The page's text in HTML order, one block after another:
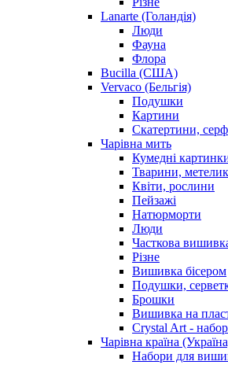
Lanarte (Голандія)
Люди
Фауна
Флора
Bucilla (США)
Vervaco (Бельгія)
Подушки
Картини
Скатертини,
Чарiвна мить
Кумедні
Тварини,
Квіти, рослини
Пейзажі
Натюрморти
Люди
Часткова
Різне
Вишивка бісером
Подушки,
Брошки
Вишивка на
Crystal Art -
Чарівна країна
Набори для